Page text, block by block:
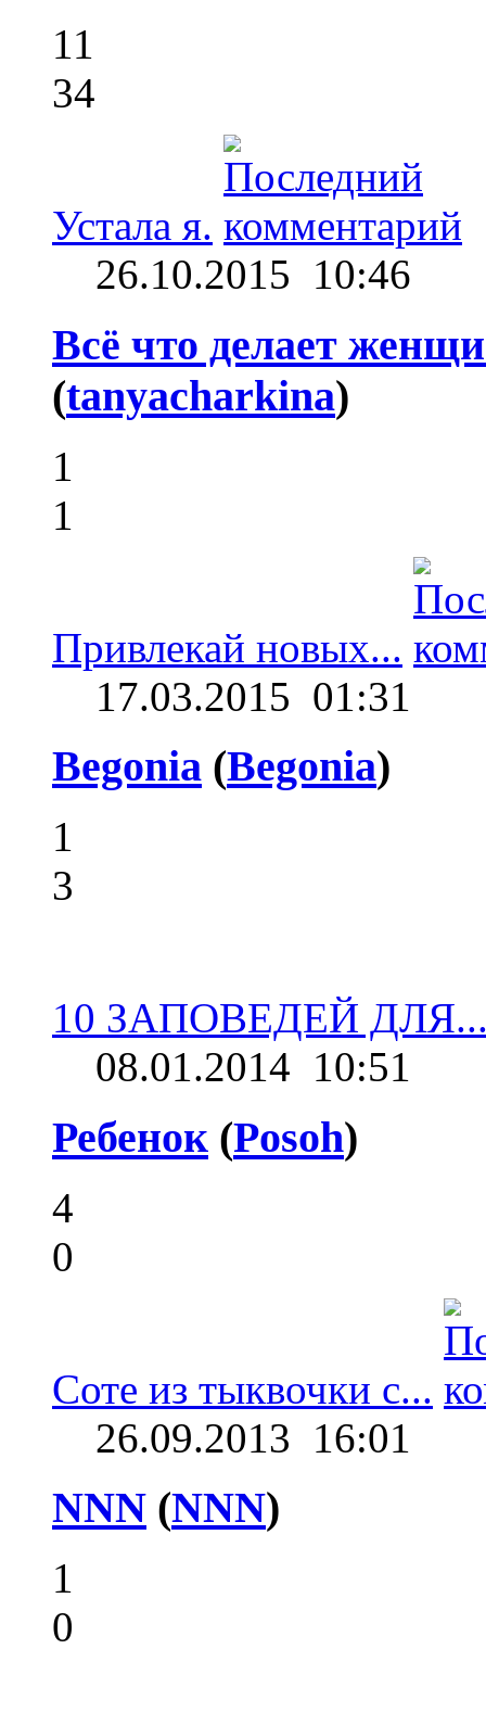
11
34
Устала я.
26.10.2015 10:46
Всё что делает
(tanyacharkina)
1
1
Привлекай новых...
17.03.2015 01:31
Begonia (Begonia)
1
3
10 ЗАПОВЕДЕЙ
08.01.2014 10:51
Ребенок (Posoh)
4
0
Соте из тыквочки с...
26.09.2013 16:01
NNN (NNN)
1
0